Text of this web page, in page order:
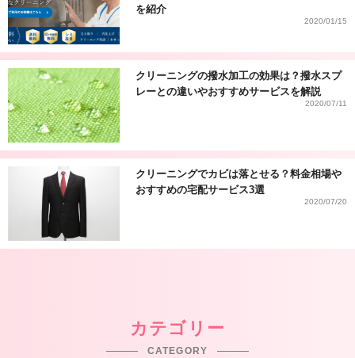
を紹介
2020/01/15
クリーニングの撥水加工の効果は？撥水スプ
レーとの違いやおすすめサービスを解説
2020/07/11
クリーニングでカビは落とせる？料金相場や
おすすめの宅配サービス3選
2020/07/20
カテゴリー
CATEGORY